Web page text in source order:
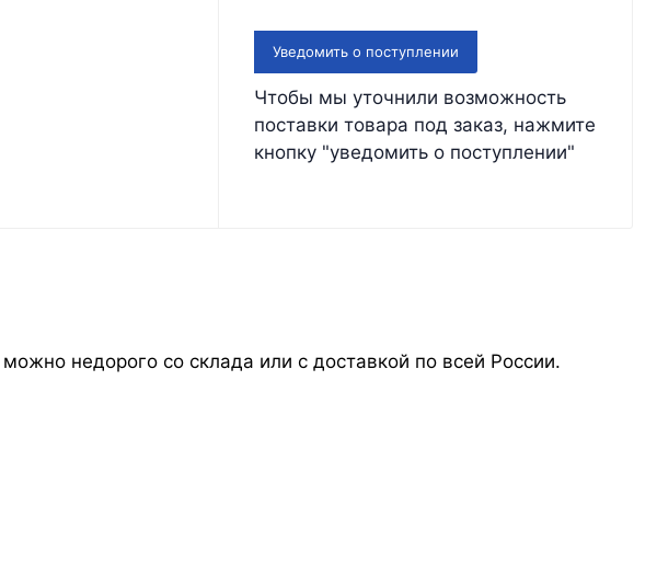
Уведомить о поступлении
Чтобы мы уточнили возможность
поставки товара под заказ, нажмите
кнопку "уведомить о поступлении"
недорого со склада или с доставкой по всей России.